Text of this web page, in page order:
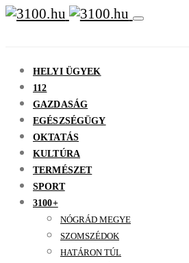
HELYI ÜGYEK
112
GAZDASÁG
EGÉSZSÉGÜGY
OKTATÁS
KULTÚRA
TERMÉSZET
SPORT
3100+
NÓGRÁD MEGYE
SZOMSZÉDOK
HATÁRON TÚL